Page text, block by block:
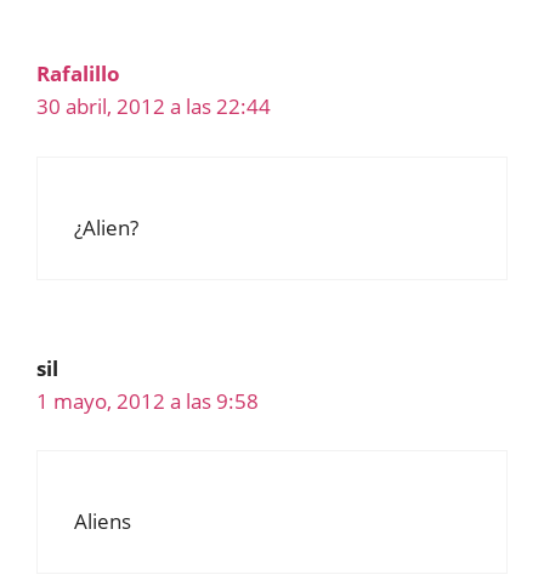
Rafalillo
30 abril, 2012 a las 22:44
¿Alien?
sil
1 mayo, 2012 a las 9:58
Aliens